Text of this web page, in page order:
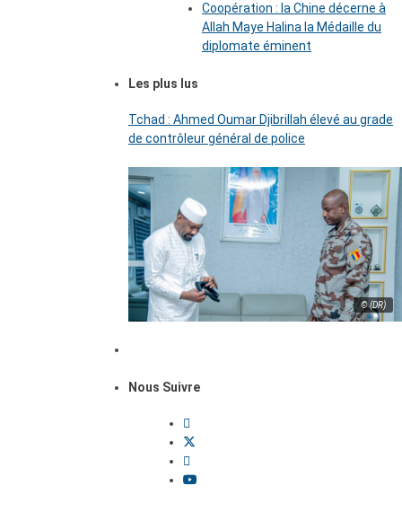
Coopération : la Chine décerne à
Allah Maye Halina la Médaille du
diplomate éminent
Les plus lus
Tchad : Ahmed Oumar Djibrillah élevé au grade
de contrôleur général de police
© (DR)
Nous Suivre